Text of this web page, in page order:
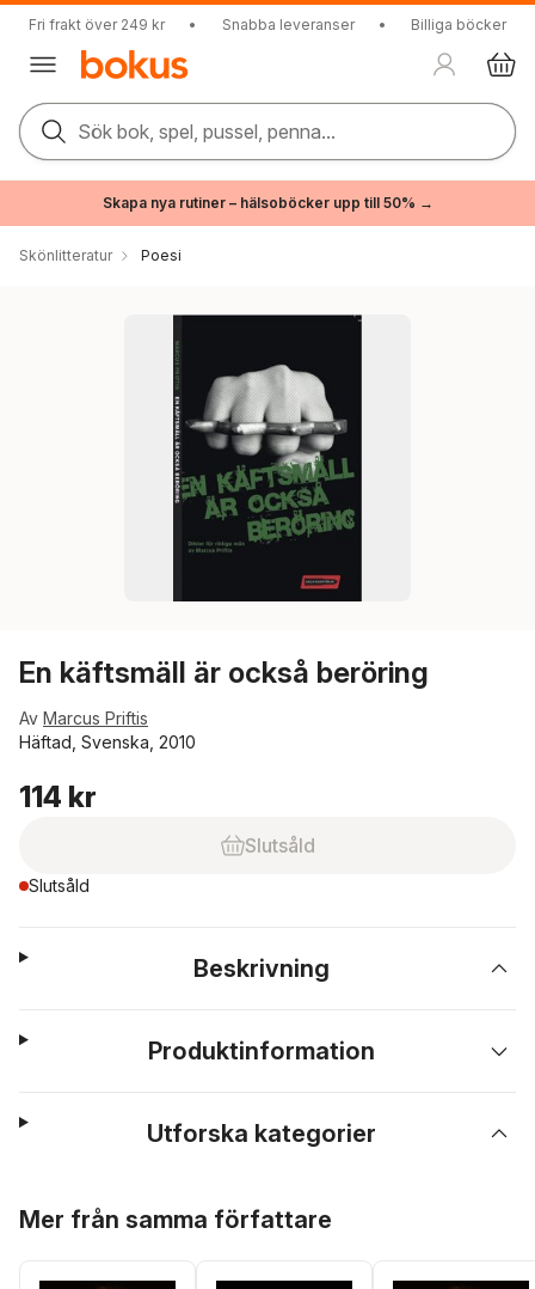
Fri frakt över 249 kr • Snabba leveranser • Billiga böcker
Sök bok, spel, pussel, penna...
Skapa nya rutiner – hälsoböcker upp till 50% →
Skönlitteratur Poesi
En käftsmäll är också beröring
Av Marcus Priftis
Häftad, Svenska, 2010
114 kr
Slutsåld
Slutsåld
Beskrivning
Produktinformation
Utforska kategorier
Mer från samma författare